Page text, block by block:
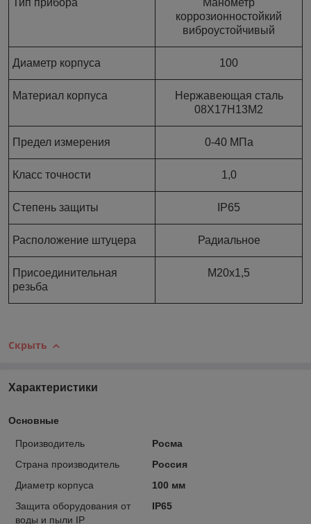
Тип прибора
Манометр
коррозионностойкий
виброустойчивый
Диаметр корпуса 100
Материал корпуса
Нержавеющая сталь
08Х17Н13М2
Предел измерения 0-40 МПа
Класс точности 1,0
Степень защиты IP65
Расположение штуцера Радиальное
Присоединительная
резьба
М20х1,5
Скрыть
Характеристики
Основные
Производитель
Росма
Страна производитель
Россия
Диаметр корпуса
100 мм
Защита оборудования от
воды и пыли IP
IP65